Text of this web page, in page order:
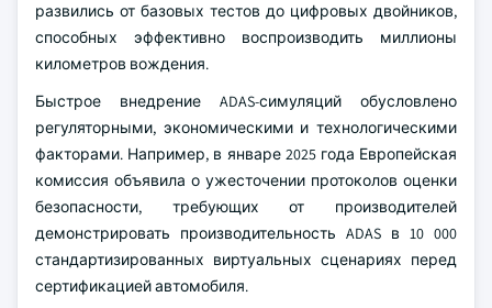
развились от базовых тестов до цифровых двойников,
способных эффективно воспроизводить миллионы
километров вождения.
Быстрое внедрение ADAS-симуляций обусловлено
регуляторными, экономическими и технологическими
факторами. Например, в январе 2025 года Европейская
комиссия объявила о ужесточении протоколов оценки
безопасности, требующих от производителей
демонстрировать производительность ADAS в 10 000
стандартизированных виртуальных сценариях перед
сертификацией автомобиля.